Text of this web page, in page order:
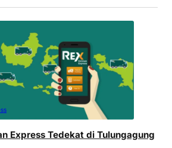
Express Tedekat di Tulungagung